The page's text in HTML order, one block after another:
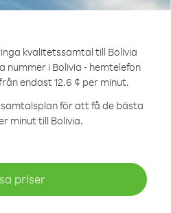
kvalitetssamtal till Bolivia
nummer i Bolivia - hemtelefon
endast 12.6 ¢ per minut.
för att få de bästa
minut till Bolivia.
priser